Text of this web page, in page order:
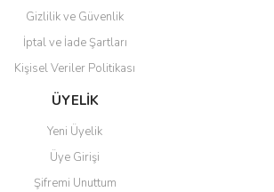
Gönder
Gizlilik ve Güvenlik
İptal ve İade Şartları
Kişisel Veriler Politikası
ÜYELİK
Yeni Üyelik
Üye Girişi
Şifremi Unuttum